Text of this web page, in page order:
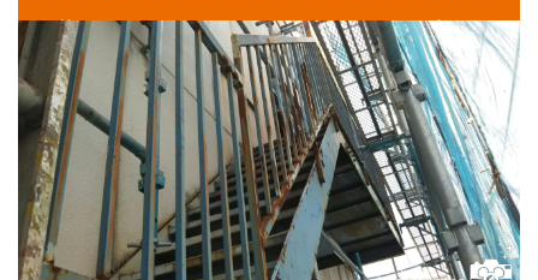
塗装の為のケレン）｜埼玉県さいたま市見沼
区の某工場にて塗り替えリフォーム中